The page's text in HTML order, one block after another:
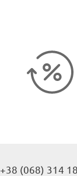
+38 (068) 314